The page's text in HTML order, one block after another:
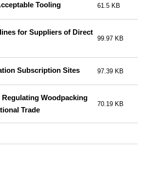
Tooling 61.5 KB
for Suppliers of Direct
99.97 KB
Subscription Sites 97.39 KB
Woodpacking
Trade
70.19 KB